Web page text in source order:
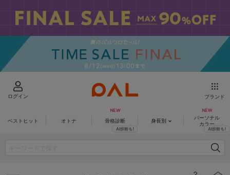
ログイン ブランド
ベストヒット オトナ 骨格診断 身長別
パーソナル
カラー